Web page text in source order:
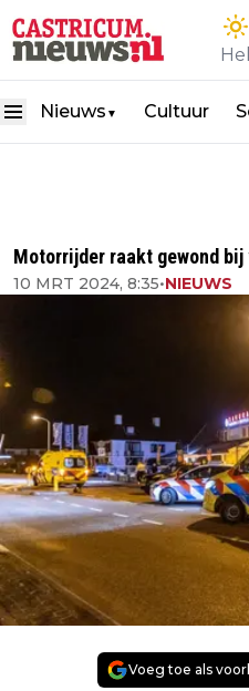
Nieuws ▼ Cultuur
Motorrijder raakt gewond
10 MRT 2024, 8:35•NIEUWS
Voeg toe als